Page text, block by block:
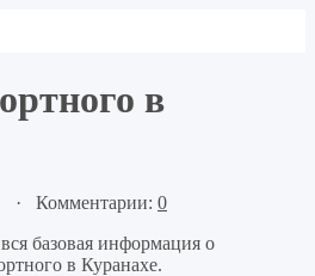
в
· Комментарии: 0
базовая информация о
в Куранахе.